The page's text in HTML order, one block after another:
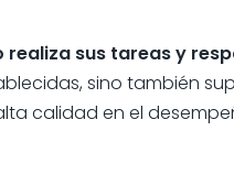
sus tareas y
sino también
calidad en el